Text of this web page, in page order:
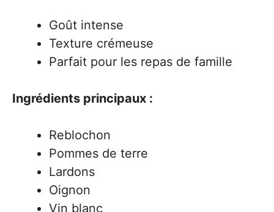
Goût intense
Texture crémeuse
Parfait pour les repas de famille
Ingrédients principaux :
Reblochon
Pommes de terre
Lardons
Oignon
Vin blanc